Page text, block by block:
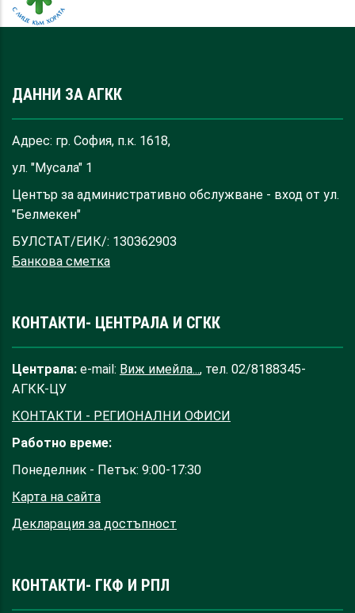
ДАННИ ЗА АГКК
Адрес: гр. София, п.к. 1618,
ул. "Мусала" 1
Център за административно обслужване - вход от ул.
"Белмекен"
БУЛСТАТ/ЕИК/: 130362903
Банкова сметка
КОНТАКТИ- ЦЕНТРАЛА И СГКК
Централа: e-mail: Виж имейла..., тел. 02/8188345-
АГКК-ЦУ
КОНТАКТИ - РЕГИОНАЛНИ ОФИСИ
Работно време:
Понеделник - Петък: 9:00-17:30
Карта на сайта
Декларация за достъпност
КОНТАКТИ- ГКФ И РПЛ